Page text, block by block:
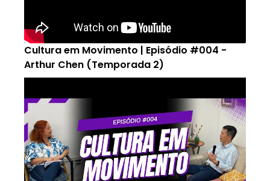
Cultura em Movimento | Episódio #004 -
Arthur Chen (Temporada 2)